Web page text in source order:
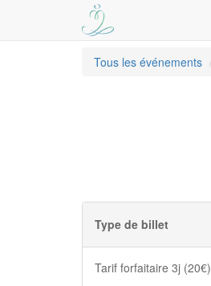
Tous les événements
Type de billet
Tarif forfaitaire 3j (20€)